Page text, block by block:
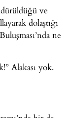
ve
dolaştığı
ne
Alakası yok.